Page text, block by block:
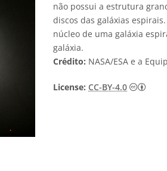
não possui a estrutura
discos das galáxias
núcleo de uma galáxia
galáxia.
Crédito: NASA/ESA e a
License: CC-BY-4.0